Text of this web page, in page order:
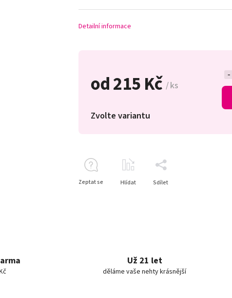
od215 Kč / ks
Zvolte variantu
Detailní informace
Zeptat se Hlídat Sdílet
Už 21 let
děláme vaše nehty krásnější